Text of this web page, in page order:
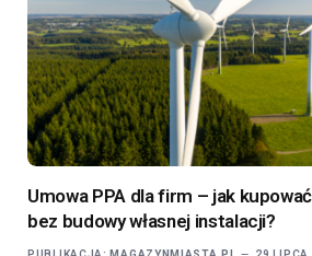
Umowa PPA dla firm – jak
bez budowy własnej instalacji?